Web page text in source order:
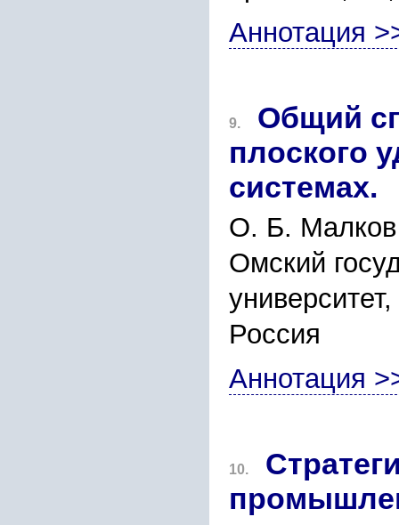
Аннотация
9.
Общий
плоского
системах.
О. Б. Малков
Омский
Россия
Аннотация
10.